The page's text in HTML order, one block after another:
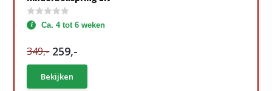
Ca. 4 tot 6 weken
349,- 259,-
Bekijken